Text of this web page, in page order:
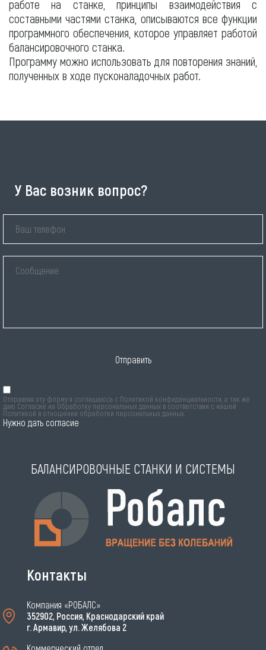
работе на станке, принципы взаимодействия с
составными частями станка, описываются все функции
программного обеспечения, которое управляет работой
балансировочного станка.
Программу можно использовать для повторения знаний,
полученных в ходе пусконаладочных работ.
У Вас возник вопрос?
Отправить
Отправляя эту форму я соглашаюсь с Политикой конфиденциальности , а так же
даю Согласие на Обработку персональных данных в соответствии с нашей
Политикой в отношении обработки персональных данных
Нужно дать согласие
БАЛАНСИРОВОЧНЫЕ СТАНКИ И СИСТЕМЫ
Контакты
Компания «РОБАЛС»
352902, Россия, Краснодарский край
г. Армавир, ул. Желябова 2